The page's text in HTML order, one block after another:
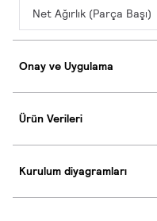
Net Ağırlık (Parça Başı)
Onay ve Uygulama
Ürün Verileri
Kurulum diyagramları